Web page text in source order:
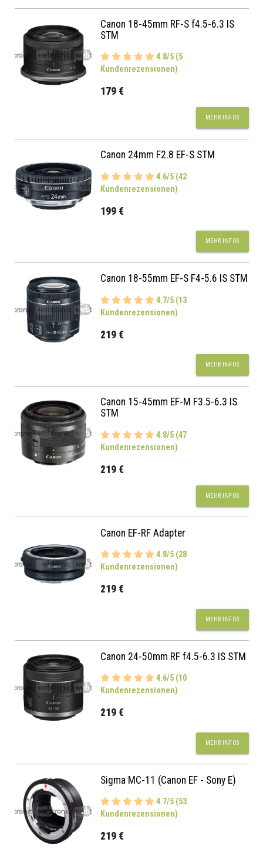
Canon 18-45mm RF-S f4.5-6.3 IS
STM
4.8/5 (5
Kundenrezensionen)
179 €
MEHR INFOS
Canon 24mm F2.8 EF-S STM
4.6/5 (42
Kundenrezensionen)
199 €
MEHR INFOS
Canon 18-55mm EF-S F4-5.6 IS STM
4.7/5 (13
Kundenrezensionen)
219 €
MEHR INFOS
Canon 15-45mm EF-M F3.5-6.3 IS
STM
4.8/5 (47
Kundenrezensionen)
219 €
MEHR INFOS
Canon EF-RF Adapter
4.8/5 (28
Kundenrezensionen)
219 €
MEHR INFOS
Canon 24-50mm RF f4.5-6.3 IS STM
4.6/5 (10
Kundenrezensionen)
219 €
MEHR INFOS
Sigma MC-11 (Canon EF - Sony E)
4.7/5 (53
Kundenrezensionen)
219 €